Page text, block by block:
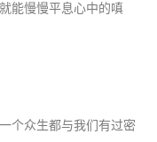
能慢慢平息心中的嗔
个众生都与我们有过密